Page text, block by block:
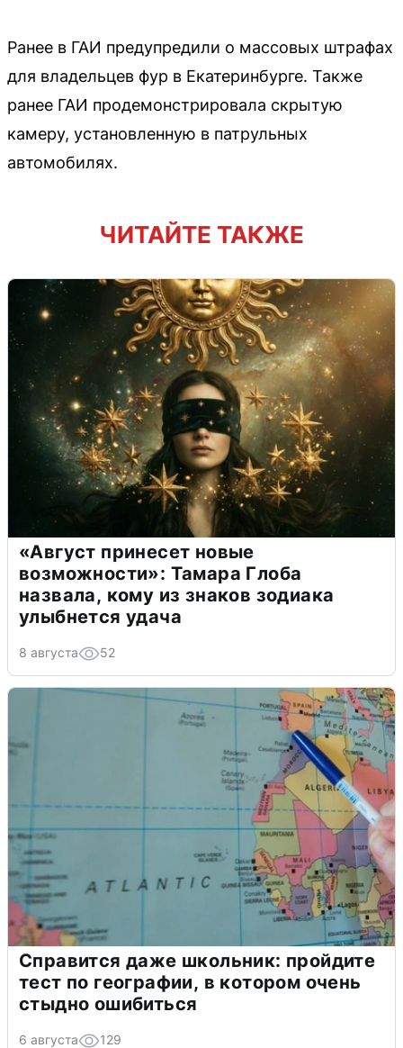
Ранее в ГАИ предупредили о массовых штрафах
для владельцев фур в Екатеринбурге. Также
ранее ГАИ продемонстрировала скрытую
камеру, установленную в патрульных
автомобилях.
ЧИТАЙТЕ ТАКЖЕ
«Август принесет новые
возможности»: Тамара Глоба
назвала, кому из знаков зодиака
улыбнется удача
8 августа 52
Справится даже школьник: пройдите
тест по географии, в котором очень
стыдно ошибиться
6 августа 129